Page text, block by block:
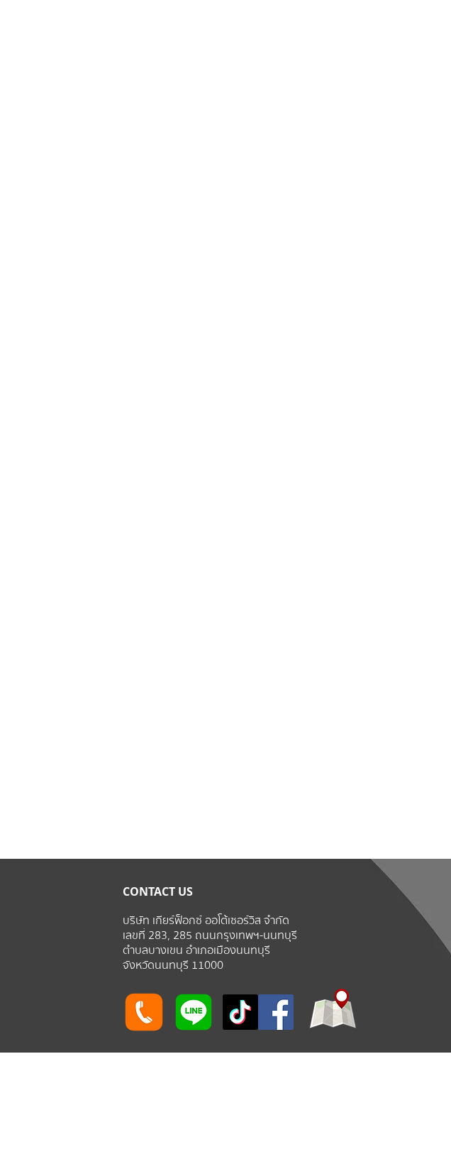
CONTACT US
บริษัท เกียร์ฟ็อกซ์ ออโต้เซอร์วิส จำกัด
เลขที่ 283, 285 ถนนกรุงเทพฯ-นนทบุรี
ตำบลบางเขน อำเภอเมืองนนทบุรี
จังหวัดนนทบุรี 11000